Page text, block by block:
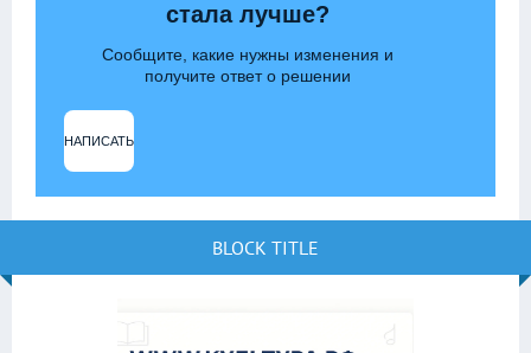
стала лучше?
Сообщите, какие нужны изменения и
получите ответ о решении
НАПИСАТЬ
BLOCK TITLE